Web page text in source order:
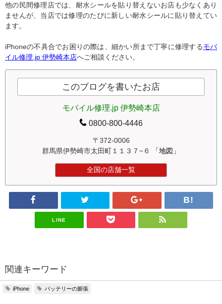
他の民間修理店では、耐水シールを貼り替えないお店も少なくあり
ませんが、当店では修理のたびに新しい耐水シールに貼り替えてい
ます。
iPhoneの不具合でお困りの際は、細かい所まで丁寧に修理する モバ
イル修理.jp 伊勢崎本店へご相談ください。
このブログを書いたお店
モバイル修理.jp 伊勢崎本店
0800-800-4446
〒372-0006
群馬県伊勢崎市太田町１１３７−６
「地図」
全国の店舗一覧
LINE
関連キーワード
iPhone バッテリーの膨張